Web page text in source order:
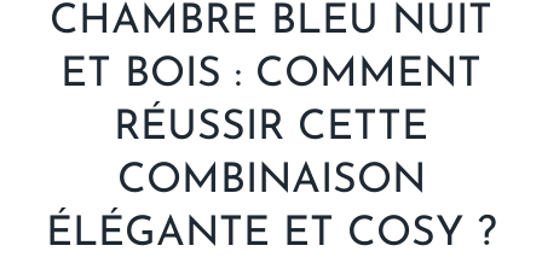
CHAMBRE BLEU NUIT
ET BOIS : COMMENT
RÉUSSIR CETTE
COMBINAISON
ÉLÉGANTE ET COSY ?